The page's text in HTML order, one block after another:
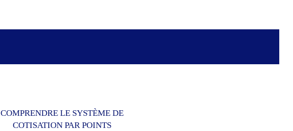
COMPRENDRE LE SYSTÈME DE
COTISATION PAR POINTS